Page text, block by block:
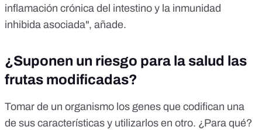
inflamación crónica del intestino y la inmunidad
inhibida asociada", añade.
¿Suponen un riesgo para la salud las
frutas modificadas?
Tomar de un organismo los genes que codifican una
de sus características y utilizarlos en otro. ¿Para qué?